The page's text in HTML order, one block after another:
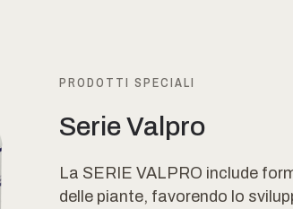
PRODOTTI SPECIALI
Serie Valpro
La SERIE VALPRO include
delle piante, favorendo lo